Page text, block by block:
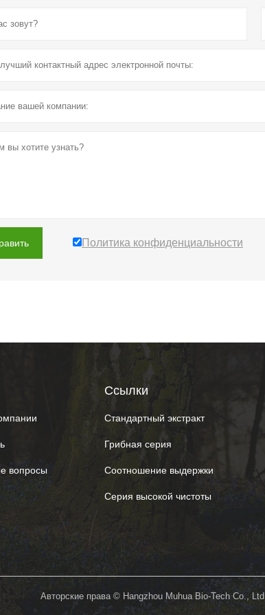
Политика конфиденциальности
вопросы
Ссылки
Стандартный экстракт
Грибная серия
Соотношение выдержки
Серия высокой чистоты
Авторские права © Hangzhou Muhua Bio-Tech Co., Ltd.